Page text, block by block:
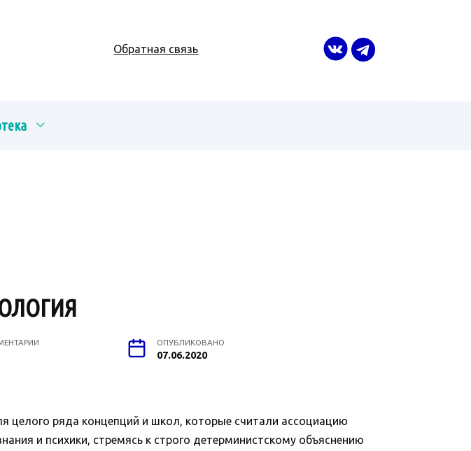
Обратная связь
ОПУБЛИКОВАНО
07.06.2020
ряда концепций и школ, которые считали ассоциацию
и психики, стремясь к строго детерминистскому объяснению